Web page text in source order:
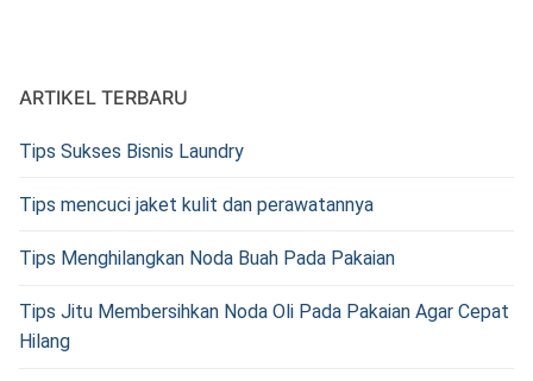
ARTIKEL TERBARU
Tips Sukses Bisnis Laundry
Tips mencuci jaket kulit dan perawatannya
Tips Menghilangkan Noda Buah Pada Pakaian
Tips Jitu Membersihkan Noda Oli Pada Pakaian Agar Cepat
Hilang